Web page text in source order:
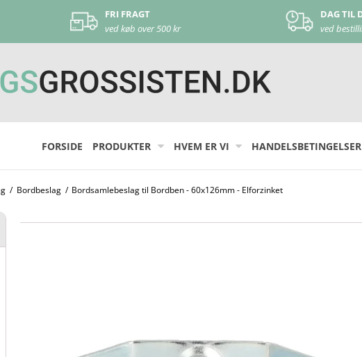
ved køb over 500 kr
DAG TIL DAG LEVERING
ved bestilling inden kl 13:00
FORSIDE PRODUKTER HVEM ER VI HANDELSBETINGELSER
/ Bordbeslag / Bordsamlebeslag til Bordben - 60x126mm - Elforzinket